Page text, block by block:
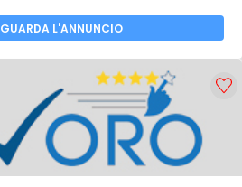
GUARDA L'ANNUNCIO